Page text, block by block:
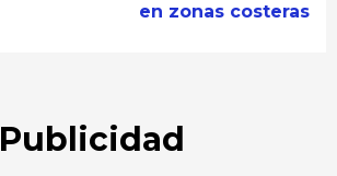
en zonas costeras
Publicidad